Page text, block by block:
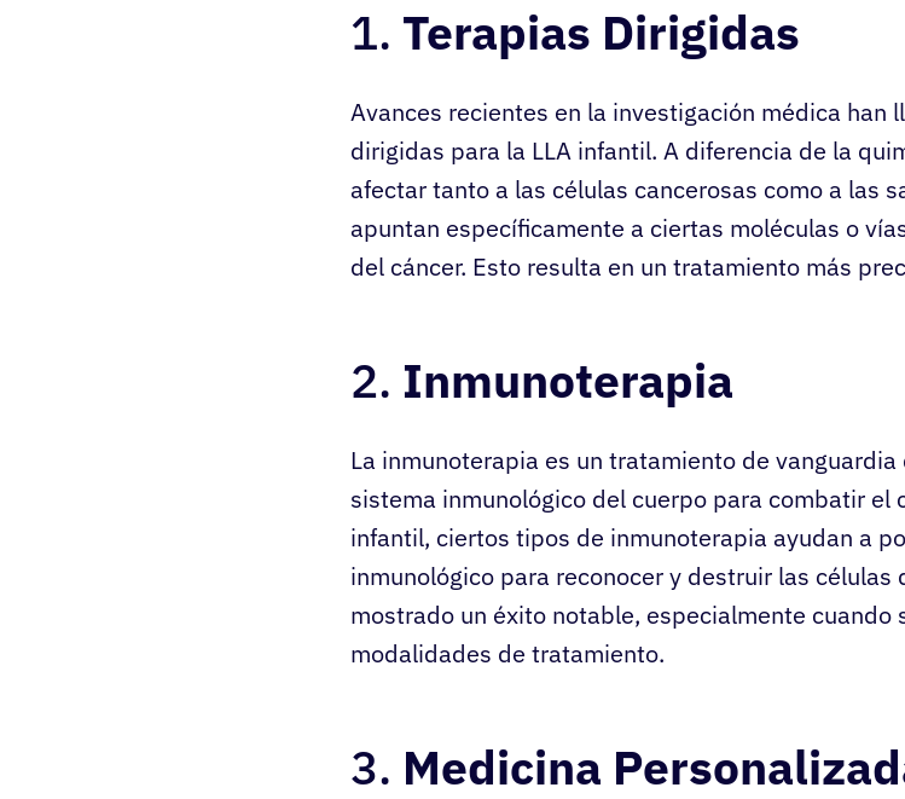
1. Terapias Dirigidas
Avances recientes en la investigación médica han
dirigidas para la LLA infantil. A diferencia de la
afectar tanto a las células cancerosas como a las
apuntan específicamente a ciertas moléculas o
del cáncer. Esto resulta en un tratamiento más
2. Inmunoterapia
La inmunoterapia es un tratamiento de
sistema inmunológico del cuerpo para combatir el
infantil, ciertos tipos de inmunoterapia ayudan a
inmunológico para reconocer y destruir las células
mostrado un éxito notable, especialmente cuando
modalidades de tratamiento.
3. Medicina